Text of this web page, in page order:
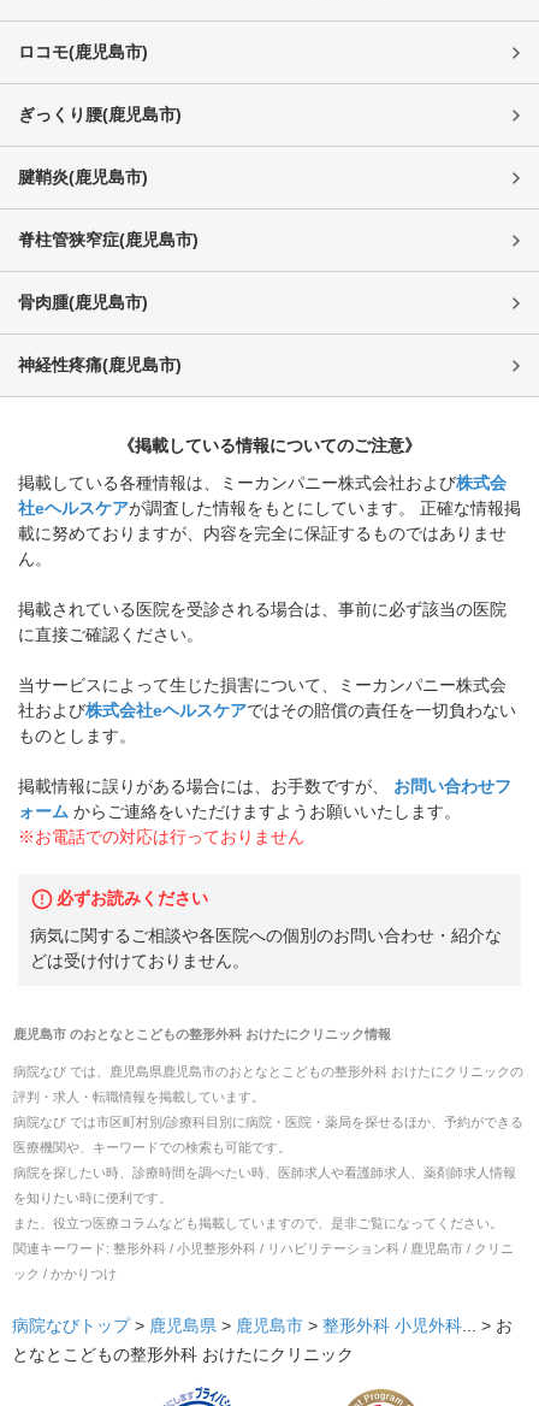
ロコモ(鹿児島市)
ぎっくり腰(鹿児島市)
腱鞘炎(鹿児島市)
脊柱管狭窄症(鹿児島市)
骨肉腫(鹿児島市)
神経性疼痛(鹿児島市)
《掲載している情報についてのご注意》
掲載している各種情報は、ミーカンパニー株式会社および株式会
社eヘルスケアが調査した情報をもとにしています。 正確な情報掲
載に努めておりますが、内容を完全に保証するものではありませ
ん。
掲載されている医院を受診される場合は、事前に必ず該当の医院
に直接ご確認ください。
当サービスによって生じた損害について、ミーカンパニー株式会
社および株式会社eヘルスケアではその賠償の責任を一切負わない
ものとします。
掲載情報に誤りがある場合には、お手数ですが、
お問い合わせフ
ォーム からご連絡をいただけますようお願いいたします。
※お電話での対応は行っておりません
必ずお読みください
病気に関するご相談や各医院への個別のお問い合わせ・紹介な
どは受け付けておりません。
鹿児島市のおとなとこどもの整形外科 おけたにクリニック情報
病院なび では、 鹿児島県 鹿児島市のおとなとこどもの整形外科 おけたにクリニックの
評判・求人・転職情報を掲載しています。
病院なび では市区町村別/診療科目別に病院・医院・薬局を探せるほか、予約ができる
医療機関や、キーワードでの検索も可能です。
病院を探したい時、診療時間を調べたい時、医師求人や看護師求人、薬剤師求人情報
を知りたい時に便利です。
また、役立つ医療コラムなども掲載していますので、是非ご覧になってください。
関連キーワード: 整形外科 / 小児整形外科 / リハビリテーション科 / 鹿児島市 / クリニ
ック / かかりつけ
病院なびトップ > 鹿児島県 > 鹿児島市 > 整形外科 小児外科... > お
となとこどもの整形外科 おけたにクリニック